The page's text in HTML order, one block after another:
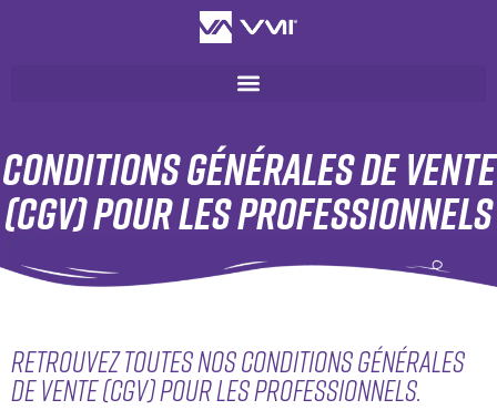
Conditions Générales de Vente
(CGV) pour les professionnels
Retrouvez toutes nos Conditions Générales
de Vente (CGV) pour les professionnels.